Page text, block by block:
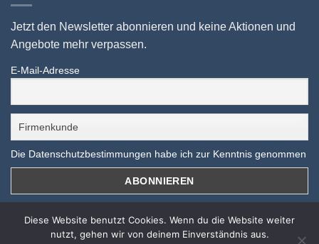
10 % auf ALLES sichern!
Jetzt den Newsletter abonnieren und keine Aktionen und
Angebote mehr verpassen.
E-Mail-Adresse
Die Datenschutzbestimmungen habe ich zur Kenntnis genommen
Diese Website benutzt Cookies. Wenn du die Website weiter
nutzt, gehen wir von deinem Einverständnis aus.